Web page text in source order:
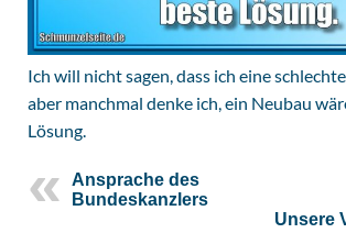
Ich will nicht sagen, dass ich eine
aber manchmal denke ich, ein Neubau
Lösung.
Ansprache des
Bundeskanzlers
Unsere